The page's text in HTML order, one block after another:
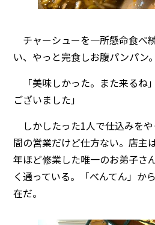
チャーシューを一所懸命食べ
い、やっと完食しお腹パンパン。
「美味しかった。また来るね
ございました」
しかしたった1人で仕込みを
間の営業だけど仕方ない。店主
年ほど修業した唯一のお弟子さ
く通っている。「べんてん」か
在だ。